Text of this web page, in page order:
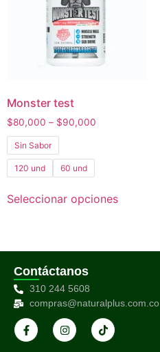
Monster test
$80,000 – $90,000
Sin Sabor
120 und 60 und
Seleccionar opciones
Contáctanos
310 244 5608
compras@naturalplus.com.co